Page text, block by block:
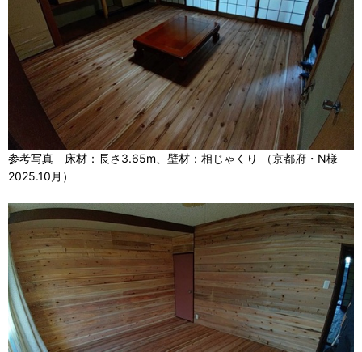
参考写真 床材：長さ3.65m、壁材：相じゃくり （京都府・N様
2025.10月）